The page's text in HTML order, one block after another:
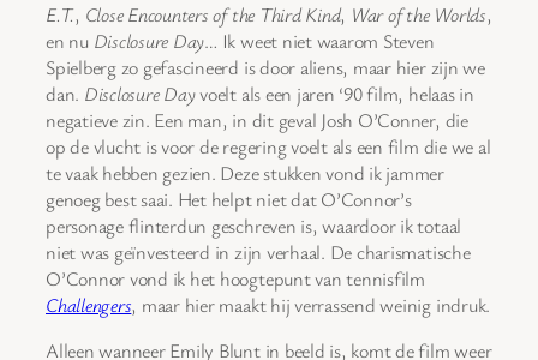
E.T., Close Encounters of the Third Kind, War of the Worlds,
en nu Disclosure Day… Ik weet niet waarom Steven
Spielberg zo gefascineerd is door aliens, maar hier zijn we
dan. Disclosure Dayvoelt als een jaren ‘90 film, helaas in
negatieve zin. Een man, in dit geval Josh O’Conner, die
op de vlucht is voor de regering voelt als een film die we al
te vaak hebben gezien. Deze stukken vond ik jammer
genoeg best saai. Het helpt niet dat O’Connor’s
personage flinterdun geschreven is, waardoor ik totaal
niet was geïnvesteerd in zijn verhaal. De charismatische
O’Connor vond ik het hoogtepunt van tennisfilm
Challengers, maar hier maakt hij verrassend weinig indruk.
Alleen wanneer Emily Blunt in beeld is, komt de film weer